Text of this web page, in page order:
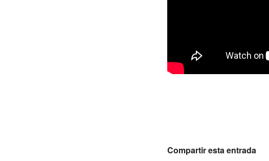
Compartir esta entrada